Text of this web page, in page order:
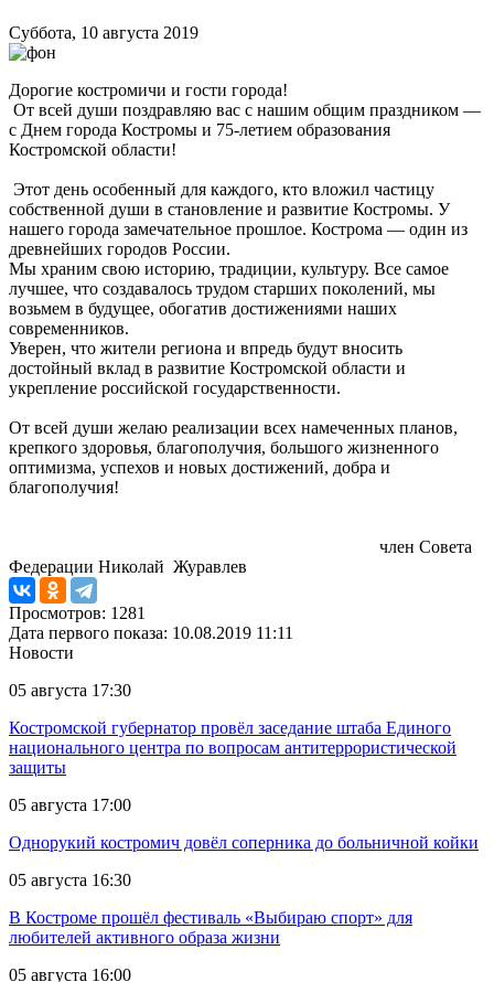
Суббота, 10 августа 2019
Дорогие костромичи и гости города!
От всей души поздравляю вас с нашим общим праздником —
с Днем города Костромы и 75-летием образования
Костромской области!
Этот день особенный для каждого, кто вложил частицу
собственной души в становление и развитие Костромы. У
нашего города замечательное прошлое. Кострома — один из
древнейших городов России.
Мы храним свою историю, традиции, культуру. Все самое
лучшее, что создавалось трудом старших поколений, мы
возьмем в будущее, обогатив достижениями наших
современников.
Уверен, что жители региона и впредь будут вносить
достойный вклад в развитие Костромской области и
укрепление российской государственности.
От всей души желаю реализации всех намеченных планов,
крепкого здоровья, благополучия, большого жизненного
оптимизма, успехов и новых достижений, добра и
благополучия!
член Совета
Федерации Николай Журавлев
Просмотров: 1281
Дата первого показа: 10.08.2019 11:11
Новости
05 августа 17:30
Костромской губернатор провёл заседание штаба Единого
национального центра по вопросам антитеррористической
защиты
05 августа 17:00
Однорукий костромич довёл соперника до больничной койки
05 августа 16:30
В Костроме прошёл фестиваль «Выбираю спорт» для
любителей активного образа жизни
05 августа 16:00